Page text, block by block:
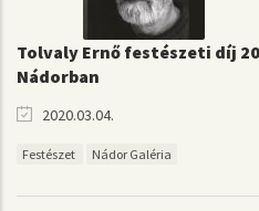
Tolvaly Ernő festészeti díj
Nádorban
2020.03.04.
Festészet Nádor Galéria